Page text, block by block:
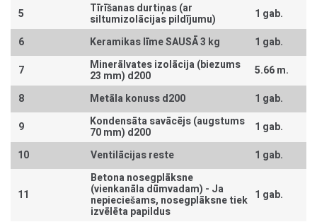
5
Tīrīšanas durtiņas (ar
siltumizolācijas pildījumu)
1 gab.
6
Keramikas līme SAUSĀ 3 kg
1 gab.
7
Minerālvates izolācija (biezums
23 mm) d200
5.66 m.
8
Metāla konuss d200
1 gab.
9
Kondensāta savācējs (augstums
70 mm) d200
1 gab.
10
Ventilācijas reste 1 gab.
11
Betona nosegplāksne
(vienkanāla dūmvadam) - Ja
nepieciešams, nosegplāksne tiek
izvēlēta papildus
1 gab.